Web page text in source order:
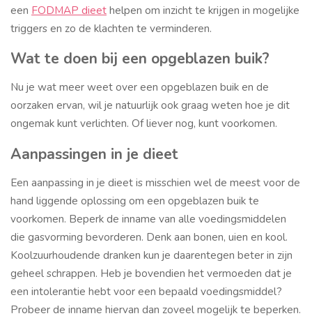
een FODMAP dieethelpen om inzicht te krijgen in mogelijke
triggers en zo de klachten te verminderen.
Wat te doen bij een opgeblazen buik?
Nu je wat meer weet over een opgeblazen buik en de
oorzaken ervan, wil je natuurlijk ook graag weten hoe je dit
ongemak kunt verlichten. Of liever nog, kunt voorkomen.
Aanpassingen in je dieet
Een aanpassing in je dieet is misschien wel de meest voor de
hand liggende oplossing om een opgeblazen buik te
voorkomen. Beperk de inname van alle voedingsmiddelen
die gasvorming bevorderen. Denk aan bonen, uien en kool.
Koolzuurhoudende dranken kun je daarentegen beter in zijn
geheel schrappen. Heb je bovendien het vermoeden dat je
een intolerantie hebt voor een bepaald voedingsmiddel?
Probeer de inname hiervan dan zoveel mogelijk te beperken.